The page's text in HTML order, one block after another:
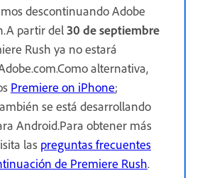
descontinuando Adobe
partir del30 de septiembre
Rush ya no estará
alternativa,
Premiere on iPhone;
se está desarrollando
Android.Para obtener más
las preguntas frecuentes
de Premiere Rush.